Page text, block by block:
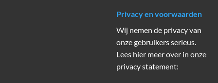
Privacy en voorwaarden
Wij nemen de privacy van
onze gebruikers serieus.
Lees hier meer over in onze
privacy statement: